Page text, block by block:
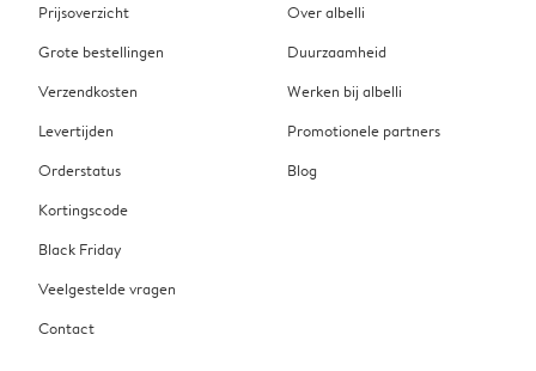
Prijsoverzicht
Grote bestellingen
Verzendkosten
Levertijden
Orderstatus
Kortingscode
Black Friday
Veelgestelde vragen
Contact
Over albelli
Duurzaamheid
Werken bij albelli
Promotionele partners
Blog